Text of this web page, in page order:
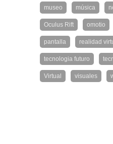
museo música
Oculus Rift omotio
pantalla realidad
tecnologia futuro
Virtual visuales